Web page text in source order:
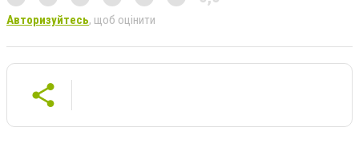
Авторизуйтесь, щоб оцінити